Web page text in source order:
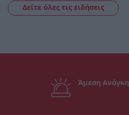
Δείτε όλες τις ειδήσεις
Άμεση Ανάγκη